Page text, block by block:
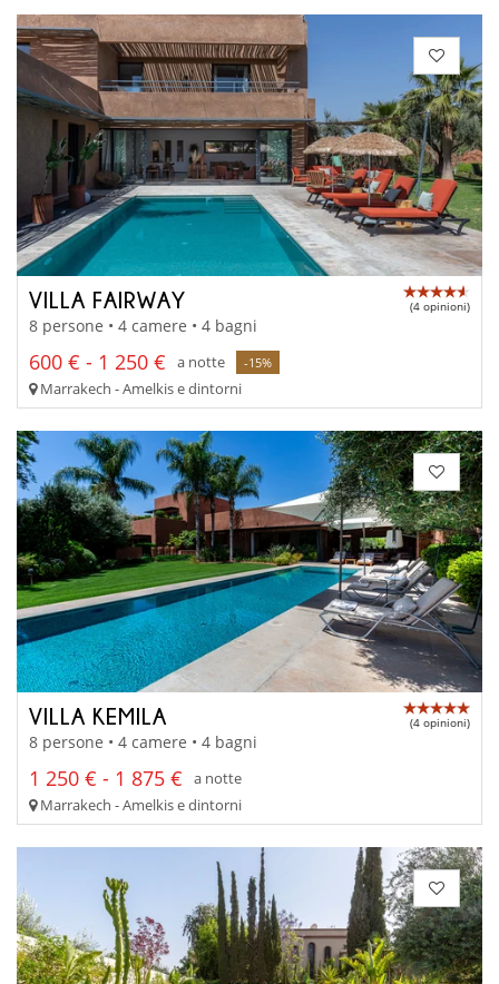
VILLA FAIRWAY (4 opinioni)
8 persone • 4 camere • 4 bagni
600 € - 1 250 € a notte -15%
Marrakech - Amelkis e dintorni
VILLA KEMILA (4 opinioni)
8 persone • 4 camere • 4 bagni
1 250 € - 1 875 €
a notte
Marrakech - Amelkis e dintorni